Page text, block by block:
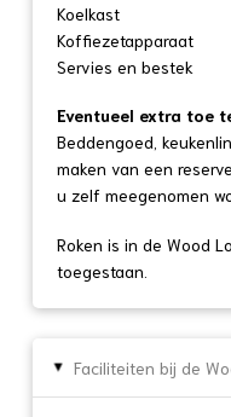
Koelkast
Koffiezetapparaat
Servies en bestek
Eventueel extra toe
Beddengoed,
maken van een
u zelf meegenomen
Roken is in de Wood
toegestaan.
▸ Faciliteiten bij de